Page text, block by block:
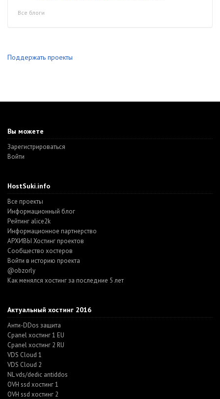
Все блоги
Поддержать проекты
Вы можете
Зарегистрироваться
Войти
HostSuki.info
Все проекты
Информационный блог
Рейтинг alice2k
Информационное партнерство
АРХИВЫ Хостинг проектов
Cообщество хостеров
Войти в историю проекта
@obzorly
Как менялся хостинг за последние 5 лет
Актуальный хостинг 2016
Анти-DDos защита
Cpanel хостинг 1 EU
Cpanel хостинг 2 RU
VDS Cloud 1
VDS Cloud 2
NL vds/dedic antiddos
OVH ssd хостинг 1
OVH ssd хостинг 2